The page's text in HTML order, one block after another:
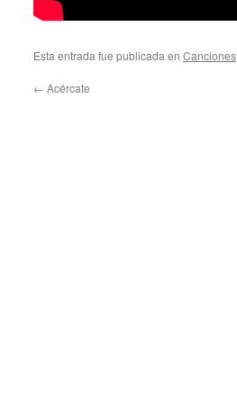
Esta entrada fue publicada en Canciones
← Acércate